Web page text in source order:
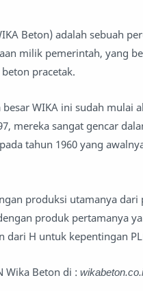
Beton) adalah sebuah
milik pemerintah, yang
pracetak.
besar WIKA ini sudah
mereka sangat gencar
tahun 1960 yang
produksi utamanya
produk pertamanya
H untuk kepentingan
Wika Beton di :